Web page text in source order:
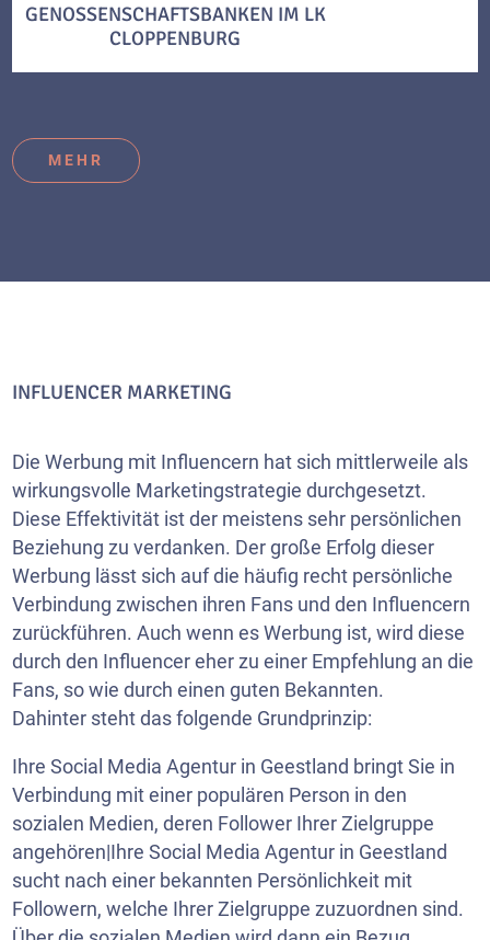
GENOSSENSCHAFTSBANKEN IM LK
CLOPPENBURG
MEHR
INFLUENCER MARKETING
Die Werbung mit Influencern hat sich mittlerweile als
wirkungsvolle Marketingstrategie durchgesetzt.
Diese Effektivität ist der meistens sehr persönlichen
Beziehung zu verdanken. Der große Erfolg dieser
Werbung lässt sich auf die häufig recht persönliche
Verbindung zwischen ihren Fans und den Influencern
zurückführen. Auch wenn es Werbung ist, wird diese
durch den Influencer eher zu einer Empfehlung an die
Fans, so wie durch einen guten Bekannten.
Dahinter steht das folgende Grundprinzip:
Ihre Social Media Agentur in Geestland bringt Sie in
Verbindung mit einer populären Person in den
sozialen Medien, deren Follower Ihrer Zielgruppe
angehören|Ihre Social Media Agentur in Geestland
sucht nach einer bekannten Persönlichkeit mit
Followern, welche Ihrer Zielgruppe zuzuordnen sind.